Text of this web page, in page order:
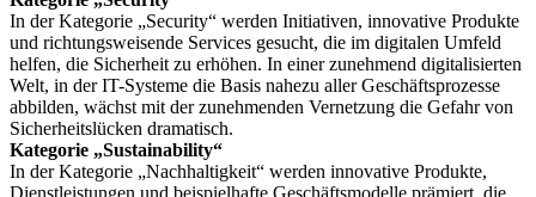
In der Kategorie „Security“ werden Initiativen, innovative Produkte
und richtungsweisende Services gesucht, die im digitalen Umfeld
helfen, die Sicherheit zu erhöhen. In einer zunehmend digitalisierten
Welt, in der IT-Systeme die Basis nahezu aller Geschäftsprozesse
abbilden, wächst mit der zunehmenden Vernetzung die Gefahr von
Sicherheitslücken dramatisch.
Kategorie „Sustainability“
In der Kategorie „Nachhaltigkeit“ werden innovative Produkte,
Dienstleistungen und beispielhafte Geschäftsmodelle prämiert, die